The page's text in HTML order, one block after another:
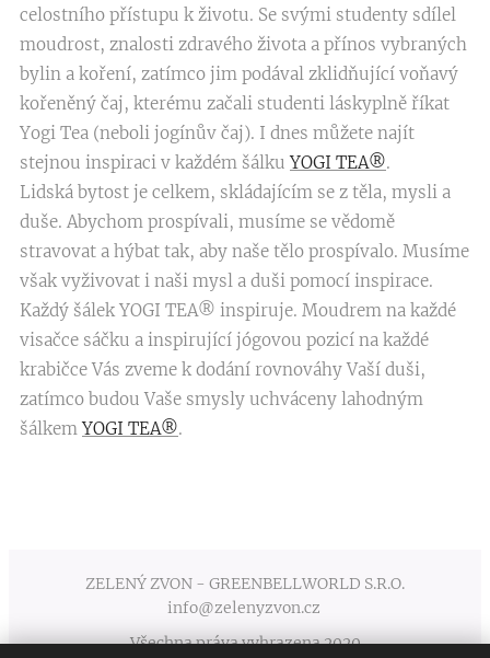
celostního přístupu k životu. Se svými studenty sdílel
moudrost, znalosti zdravého života a přínos vybraných
bylin a koření, zatímco jim podával zklidňující voňavý
kořeněný čaj, kterému začali studenti láskyplně říkat
Yogi Tea (neboli jogínův čaj). I dnes můžete najít
stejnou inspiraci v každém šálkuYOGI TEA®.
Lidská bytost je celkem, skládajícím se z těla, mysli a
duše. Abychom prospívali, musíme se vědomě
stravovat a hýbat tak, aby naše tělo prospívalo. Musíme
však vyživovat i naši mysl a duši pomocí inspirace.
Každý šálek YOGI TEA® inspiruje. Moudrem na každé
visačce sáčku a inspirující jógovou pozicí na každé
krabičce Vás zveme k dodání rovnováhy Vaší duši,
zatímco budou Vaše smysly uchváceny lahodným
šálkemYOGI TEA®.
ZELENÝ ZVON - GREENBELLWORLD S.R.O.
info@zelenyzvon.cz
Všechna práva vyhrazena 2020